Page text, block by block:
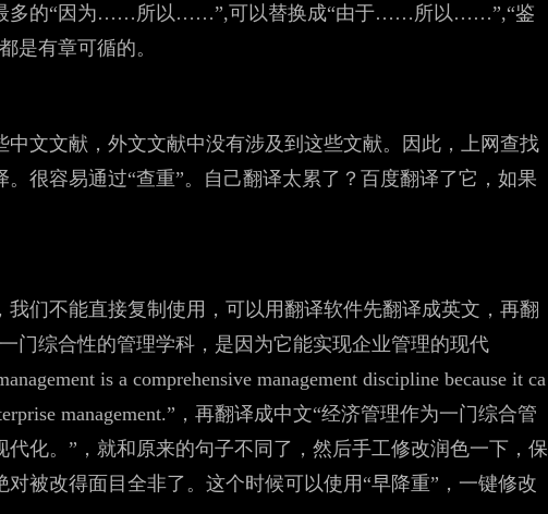
最多的“因为……所以……”,可以替换成“由于……所以……”,“鉴
有章可循的。
文文献，外文文献中没有涉及到这些文献。因此，上网查找
很容易通过“查重”。自己翻译太累了？百度翻译了它，如果
我们不能直接复制使用，可以用翻译软件先翻译成英文，再翻
门综合性的管理学科，是因为它能实现企业管理的现代
is a comprehensive management discipline because it ca
management.”，再翻译成中文“经济管理作为一门综合管
化。”，就和原来的句子不同了，然后手工修改润色一下，保
被改得面目全非了。这个时候可以使用“早降重”，一键修改